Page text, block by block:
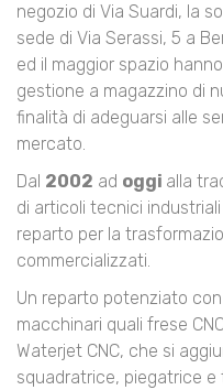
negozio di Via Suardi, la
sede di Via Serassi, 5 a
ed il maggior spazio
gestio­ne a magazzino di
finalità di adeguarsi alle
mercato.
Dal 2002 ad oggi alla
di articoli tecnici
reparto per la
commercializzati.
Un reparto potenziato
macchinari quali frese
Waterjet CNC, che si
squadratrice, piegatrice